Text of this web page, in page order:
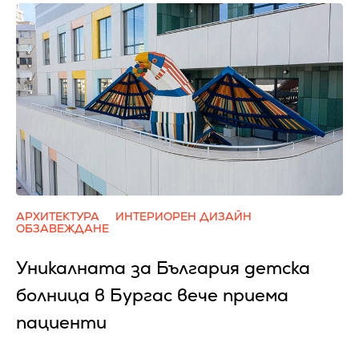
АРХИТЕКТУРА
ИНТЕРИОРЕН ДИЗАЙН
ОБЗАВЕЖДАНЕ
Уникалната за България детска
болница в Бургас вече приема
пациенти